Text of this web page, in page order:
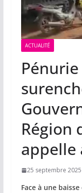
ACTUALITÉ
Région
appelle
25 septembre 2025
Face à une